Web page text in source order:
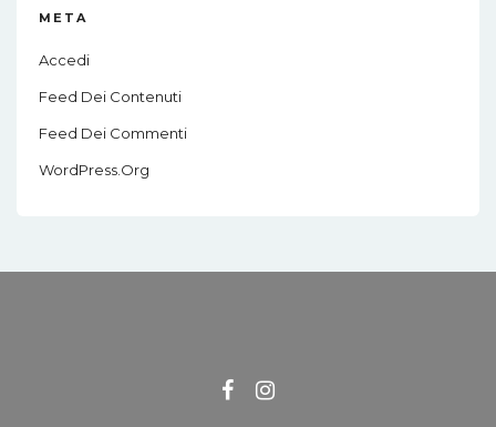
META
Accedi
Feed Dei Contenuti
Feed Dei Commenti
WordPress.org